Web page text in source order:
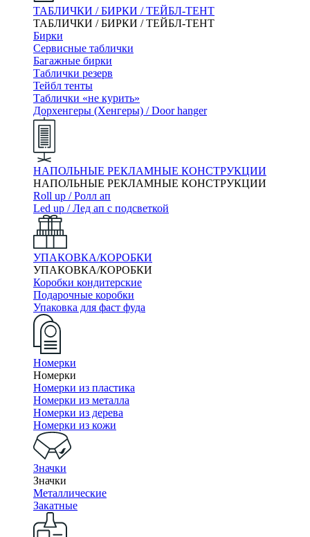
ТАБЛИЧКИ / БИРКИ / ТЕЙБЛ-ТЕНТ
ТАБЛИЧКИ / БИРКИ / ТЕЙБЛ-ТЕНТ
Бирки
Сервисные таблички
Багажные бирки
Таблички резерв
Тейбл тенты
Таблички «не курить»
Дорхенгеры (Хенгеры) / Door hanger
НАПОЛЬНЫЕ РЕКЛАМНЫЕ КОНСТРУКЦИИ
НАПОЛЬНЫЕ РЕКЛАМНЫЕ КОНСТРУКЦИИ
Roll up / Ролл ап
Led up / Лед ап с подсветкой
УПАКОВКА/КОРОБКИ
УПАКОВКА/КОРОБКИ
Коробки кондитерские
Подарочные коробки
Упаковка для фаст фуда
Номерки
Номерки
Номерки из пластика
Номерки из металла
Номерки из дерева
Номерки из кожи
Значки
Значки
Металлические
Закатные